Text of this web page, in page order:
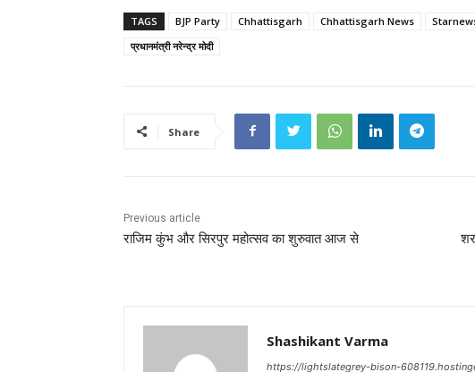
TAGS BJP Party Chhattisgarh Chhattisgarh News
प्रधानमंत्री नरेन्‍द्र मोदी
Share
Previous article
राजिम कुंभ और सिरपुर महोत्सव का शुरुवात आज से
Shashikant Varma
https://lightslategrey-bison-